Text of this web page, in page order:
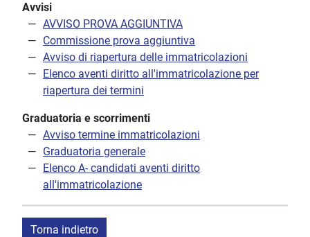
Avvisi
AVVISO PROVA AGGIUNTIVA
Commissione prova aggiuntiva
Avviso di riapertura delle immatricolazioni
Elenco aventi diritto all'immatricolazione per
riapertura dei termini
Graduatoria e scorrimenti
Avviso termine immatricolazioni
Graduatoria generale
Elenco A- candidati aventi diritto
all'immatricolazione
Torna indietro